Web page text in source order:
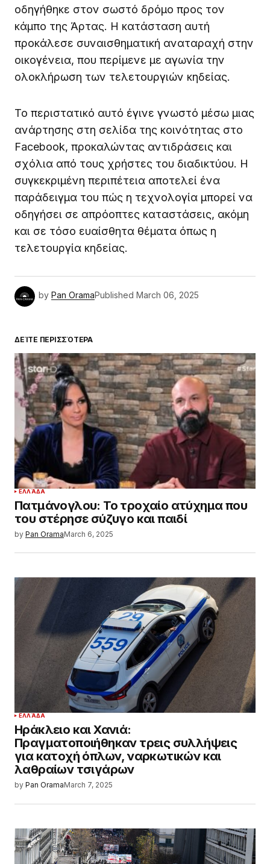
οδηγήθηκε στον σωστό δρόμο προς τον
κάμπο της Άρτας. Η κατάσταση αυτή
προκάλεσε συναισθηματική αναταραχή στην
οικογένεια, που περίμενε με αγωνία την
ολοκλήρωση των τελετουργιών κηδείας.
Το περιστατικό αυτό έγινε γνωστό μέσω μιας
ανάρτησης στη σελίδα της κοινότητας στο
Facebook, προκαλώντας αντιδράσεις και
σχόλια από τους χρήστες του διαδικτύου. Η
συγκεκριμένη περιπέτεια αποτελεί ένα
παράδειγμα του πώς η τεχνολογία μπορεί να
οδηγήσει σε απρόοπτες καταστάσεις, ακόμη
και σε τόσο ευαίσθητα θέματα όπως η
τελετουργία κηδείας.
by Pan OramaPublished March 06, 2025
ΔΕΊΤΕ ΠΕΡΙΣΣΌΤΕΡΑ
ΕΛΛΆΔΑ
Πατμάνογλου: Το τροχαίο ατύχημα που
του στέρησε σύζυγο και παιδί
by Pan OramaMarch 6, 2025
ΕΛΛΆΔΑ
Ηράκλειο και Χανιά:
Πραγματοποιήθηκαν τρεις συλλήψεις
για κατοχή όπλων, ναρκωτικών και
λαθραίων τσιγάρων
by Pan OramaMarch 7, 2025